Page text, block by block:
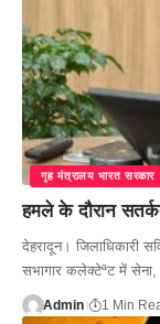
गृह मंत्रालय भारत सरकार
हमले के दौरान
देहरादून। जिलाधिकारी
सभागार कलेक्टेªट में
Admin 1 Min